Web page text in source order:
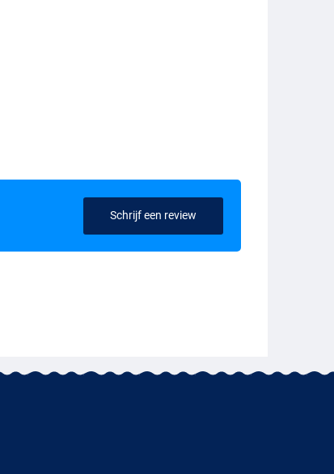
Schrijf een review